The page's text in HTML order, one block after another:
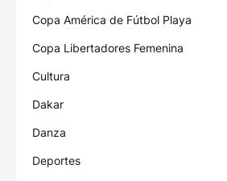
Copa América de Fútbol Playa
Copa Libertadores Femenina
Cultura
Dakar
Danza
Deportes